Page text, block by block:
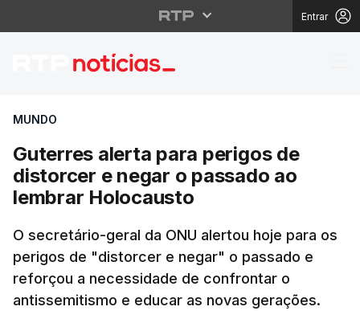
Entrar
Guterres alerta para
MUNDO
Guterres alerta para perigos de
distorcer e negar o passado ao
lembrar Holocausto
O secretário-geral da ONU alertou hoje para os
perigos de "distorcer e negar" o passado e
reforçou a necessidade de confrontar o
antissemitismo e educar as novas gerações.